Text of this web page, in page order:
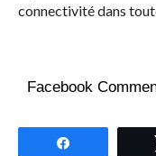
connectivité dans
Facebook